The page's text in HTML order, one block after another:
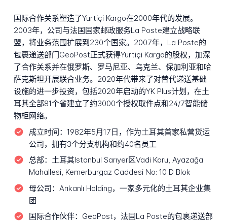
国际合作关系塑造了Yurtiçi Kargo在2000年代的发展。
2003年，公司与法国国家邮政服务La Poste建立战略联
盟，将业务范围扩展到230个国家。2007年，La Poste的
包裹递送部门GeoPost正式获得Yurtiçi Kargo的股权，加深
了合作关系并在俄罗斯、罗马尼亚、乌克兰、保加利亚和哈
萨克斯坦开展联合业务。2020年代带来了对替代递送基础
设施的进一步投资，包括2020年启动的YK Plus计划，在土
耳其全部81个省建立了约3000个授权取件点和24/7智能储
物柜网络。
成立时间： 1982年5月17日，作为土耳其首家私营货运
公司，拥有3个分支机构和约40名员工
总部： 土耳其Istanbul Sarıyer区Vadi Koru, Ayazağa
Mahallesi, Kemerburgaz Caddesi No: 10 D Blok
母公司： Arıkanlı Holding，一家多元化的土耳其企业集
团
国际合作伙伴： GeoPost，法国La Poste的包裹递送部